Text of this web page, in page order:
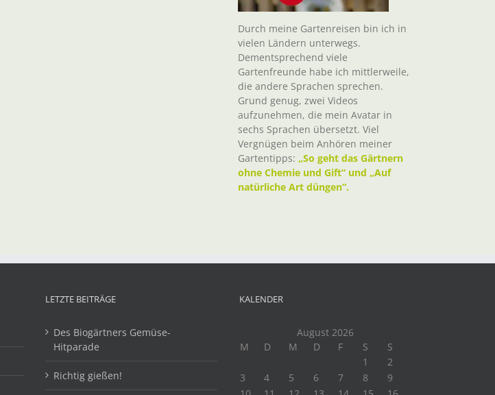
Durch meine Gartenreisen bin ich in
vielen Ländern unterwegs.
Dementsprechend viele
Gartenfreunde habe ich mittlerweile,
die andere Sprachen sprechen.
Grund genug, zwei Videos
aufzunehmen, die mein Avatar in
sechs Sprachen übersetzt. Viel
Vergnügen beim Anhören meiner
Gartentipps: „So geht das Gärtnern
ohne Chemie und Gift“ und „Auf
natürliche Art düngen“.
LETZTE BEITRÄGE
Des Biogärtners Gemüse-
Hitparade
Richtig gießen!
KALENDER
August 2026
M
D M D F S
S
1
2
3
4 5 6 7 8
9